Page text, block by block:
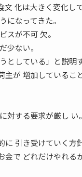
化は大きく変化し
になってきた。
スが不可 欠。
少ない。
としている」と説明
が 増加しているこ
対する要求が厳し い。
引き受けていく方針
で どれだけやれる